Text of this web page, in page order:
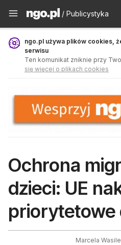
Publicystyka -
/ Publicystyka
ngo.pl używa plików cookies,
serwisu
Ten komunikat zniknie przy
się więcej o plikach cookies
Ochrona
dzieci: UE
priorytetowe
Marcela